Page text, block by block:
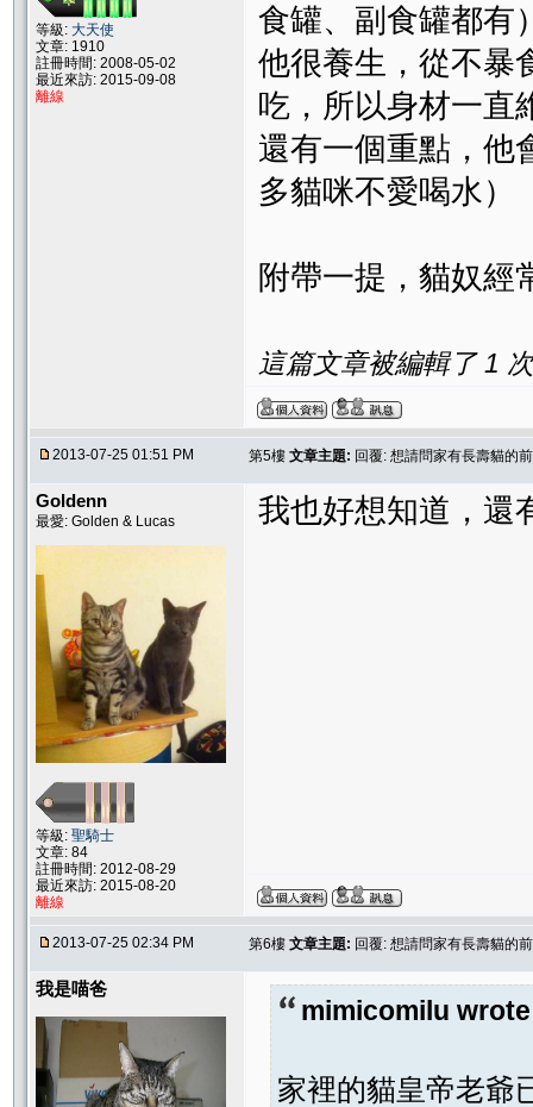
等級: 大天使
文章: 1910
註冊時間: 2008-05-02
最近來訪: 2015-09-08
離線
食罐、副食罐都有
他很養生，從不暴
吃，所以身材一直
還有一個重點，他
多貓咪不愛喝水）
附帶一提，貓奴
這篇文章被編輯了 1
2013-07-25 01:51 PM 第5樓 文章主題: 回覆: 想請問家有長壽貓的
Goldenn
最愛: Golden & Lucas
等級: 聖騎士
文章: 84
註冊時間: 2012-08-29
最近來訪: 2015-08-20
離線
我也好想知道，還
2013-07-25 02:34 PM 第6樓 文章主題: 回覆: 想請問家有長壽貓的
我是喵爸
mimicomilu
家裡的貓皇帝老爺